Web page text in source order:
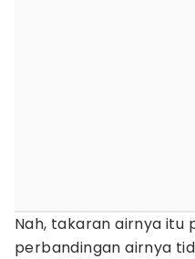
Nah, takaran airnya itu
perbandingan airnya